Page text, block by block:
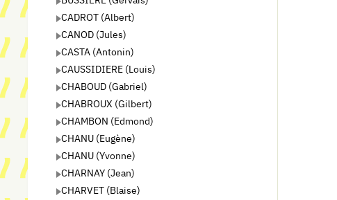
CADROT (Albert)
CANOD (Jules)
CASTA (Antonin)
CAUSSIDIERE (Louis)
CHABOUD (Gabriel)
CHABROUX (Gilbert)
CHAMBON (Edmond)
CHANU (Eugène)
CHANU (Yvonne)
CHARNAY (Jean)
CHARVET (Blaise)